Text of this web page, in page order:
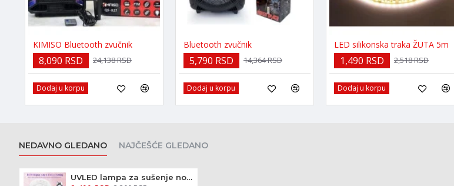
KIMISO Bluetooth zvučnik
8,090 RSD 24,138 RSD
Dodaj u korpu
Bluetooth zvučnik
5,790 RSD 14,364 RSD
Dodaj u korpu
LED silikonska traka ŽUTA 5m
1,490 RSD 2,518 RSD
Dodaj u korpu
NEDAVNO GLEDANO NAJČEŠĆE GLEDANO
UVLED lampa za sušenje noktiju